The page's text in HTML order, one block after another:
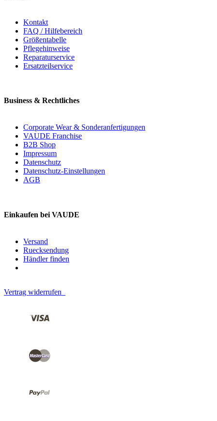
Kontakt
FAQ / Hilfebereich
Größentabelle
Pflegehinweise
Reparaturservice
Ersatzteilservice
Business & Rechtliches
Corporate Wear & Sonderanfertigungen
VAUDE Franchise
B2B Shop
Impressum
Datenschutz
Datenschutz-Einstellungen
AGB
Einkaufen bei VAUDE
Versand
Ruecksendung
Händler finden
Vertrag widerrufen